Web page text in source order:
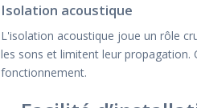
Isolation acoustique
L'isolation acoustique joue un rôle
les sons et limitent leur propagation.
fonctionnement.